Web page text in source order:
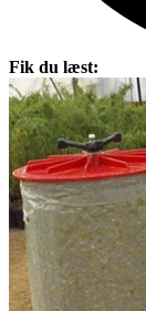
Fik du læst: